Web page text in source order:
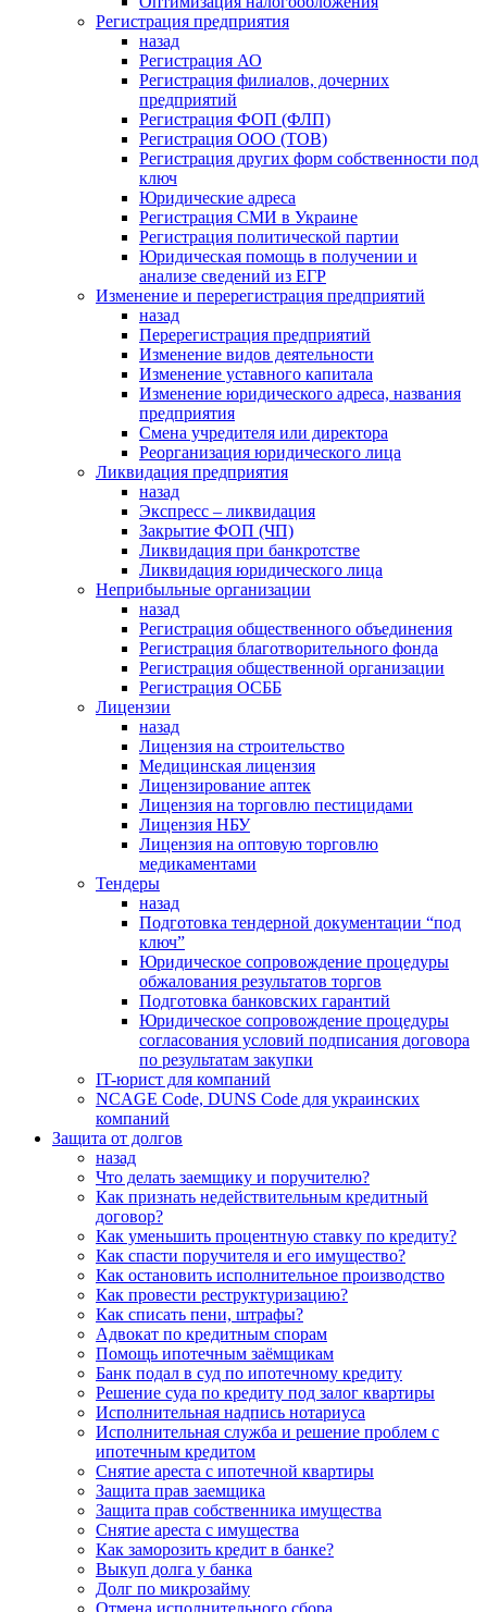
Регистрация предприятия
назад
Регистрация АО
Регистрация филиалов, дочерних
предприятий
Регистрация ФОП (ФЛП)
Регистрация ООО (ТОВ)
Регистрация других форм собственности под
ключ
Юридические адреса
Регистрация СМИ в Украине
Регистрация политической партии
Юридическая помощь в получении и
анализе сведений из ЕГР
Изменение и перерегистрация предприятий
назад
Перерегистрация предприятий
Изменение видов деятельности
Изменение уставного капитала
Изменение юридического адреса, названия
предприятия
Смена учредителя или директора
Реорганизация юридического лица
Ликвидация предприятия
назад
Экспресс – ликвидация
Закрытие ФОП (ЧП)
Ликвидация при банкротстве
Ликвидация юридического лица
Неприбыльные организации
назад
Регистрация общественного объединения
Регистрация благотворительного фонда
Регистрация общественной организации
Регистрация ОСББ
Лицензии
назад
Лицензия на строительство
Медицинская лицензия
Лицензирование аптек
Лицензия на торговлю пестицидами
Лицензия НБУ
Лицензия на оптовую торговлю
медикаментами
Тендеры
назад
Подготовка тендерной документации “под
ключ”
Юридическое сопровождение процедуры
обжалования результатов торгов
Подготовка банковских гарантий
Юридическое сопровождение процедуры
согласования условий подписания договора
по результатам закупки
IT-юрист для компаний
NCAGE Code, DUNS Code для украинских
компаний
Защита от долгов
назад
Что делать заемщику и поручителю?
Как признать недействительным кредитный
договор?
Как уменьшить процентную ставку по кредиту?
Как спасти поручителя и его имущество?
Как остановить исполнительное производство
Как провести реструктуризацию?
Как списать пени, штрафы?
Адвокат по кредитным спорам
Помощь ипотечным заёмщикам
Банк подал в суд по ипотечному кредиту
Решение суда по кредиту под залог квартиры
Исполнительная надпись нотариуса
Исполнительная служба и решение проблем с
ипотечным кредитом
Снятие ареста с ипотечной квартиры
Защита прав заемщика
Защита прав собственника имущества
Снятие ареста с имущества
Как заморозить кредит в банке?
Выкуп долга у банка
Долг по микрозайму
Отмена исполнительного сбора